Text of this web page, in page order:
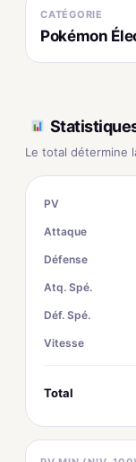
CATÉGORIE
Pokémon
Le total détermine
PV
Attaque
Défense
Atq. Spé.
Déf. Spé.
Vitesse
Total